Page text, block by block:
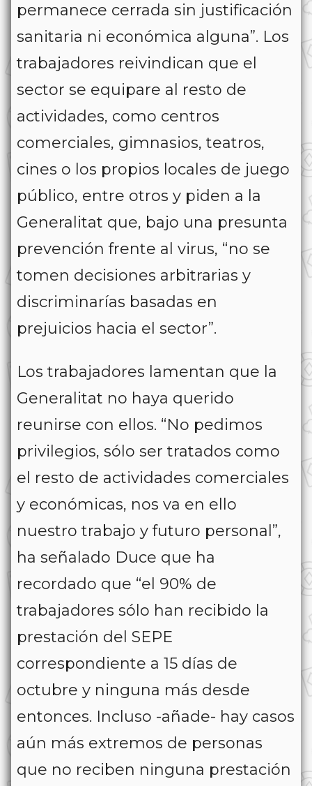
permanece cerrada sin justificación
sanitaria ni económica alguna”. Los
trabajadores reivindican que el
sector se equipare al resto de
actividades, como centros
comerciales, gimnasios, teatros,
cines o los propios locales de juego
público, entre otros y piden a la
Generalitat que, bajo una presunta
prevención frente al virus, “no se
tomen decisiones arbitrarias y
discriminarías basadas en
prejuicios hacia el sector”.
Los trabajadores lamentan que la
Generalitat no haya querido
reunirse con ellos. “No pedimos
privilegios, sólo ser tratados como
el resto de actividades comerciales
y económicas, nos va en ello
nuestro trabajo y futuro personal”,
ha señalado Duce que ha
recordado que “el 90% de
trabajadores sólo han recibido la
prestación del SEPE
correspondiente a 15 días de
octubre y ninguna más desde
entonces. Incluso -añade- hay casos
aún más extremos de personas
que no reciben ninguna prestación